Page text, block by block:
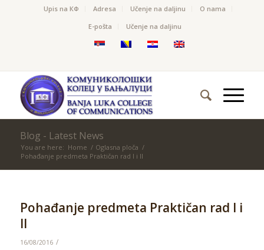
Upis na КФ Adresa Učenje na daljinu
O nama
Е-pošta
Učenje na daljinu
Blog - Latest News
You are here: Home / Oglasna ploča /
Pohađanje predmeta Praktičan rad I i II
Pohađanje predmeta Praktičan rad I i
II
16/08/2016 /